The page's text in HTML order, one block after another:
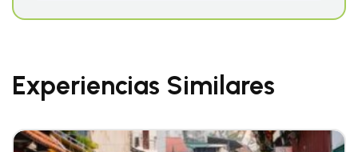
Experiencias Similares